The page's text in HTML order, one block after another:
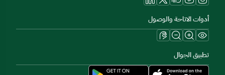
أدوات الاتاحة والوصول
تطبيق الجوال